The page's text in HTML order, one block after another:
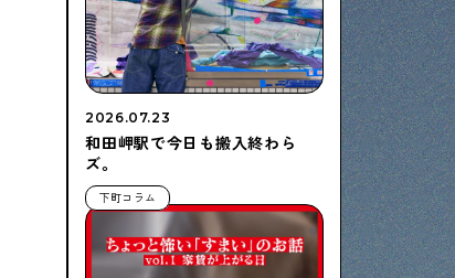
2026.07.23
和田岬駅で今日も搬入終わら
ズ。
下町コラム